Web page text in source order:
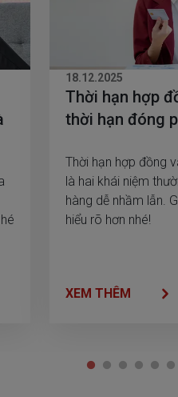
18.12.2025
Thời hạn hợp
thời hạn đóng
Thời hạn hợp đồng
là hai khái niệm
hàng dễ nhầm lẫn.
hiểu rõ hơn nhé!
XEM THÊM